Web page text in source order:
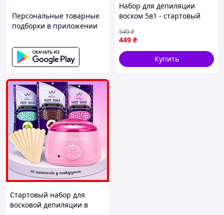
Персональные товарные
подборки в приложении
Набор для депиляции
воском 5в1 - стартовый
с воскоплавателем Pro-Wax
100W и виском 300 г + 10
шпателей
449 ₴
549₴
Купить
Стартовый набор для
восковой депиляции в